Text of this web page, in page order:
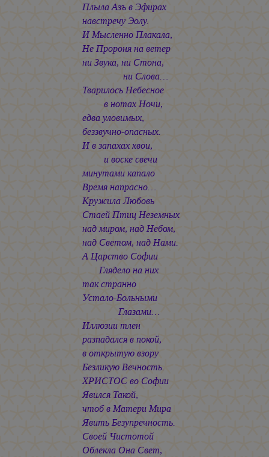
Плыла Азъ в Эфирах
навстречу Эолу.
И Мысленно Плакала,
Не Пророня на ветер
ни Звука, ни Стона,
ни Слова…
Тварилось Небесное
в нотах Ночи,
едва уловимых,
беззвучно-опасных.
И в запахах хвои,
и воске свечи
минутами капало
Время напрасно…
Кружила Любовь
Стаей Птиц Неземных
над миром, над Небом,
над Светом, над Нами.
А Царство Софии
Глядело на них
так странно
Устало-Больными
Глазами…
Иллюзии тлен
разпадался в покой,
в открытую взору
Безликую Вечность.
ХРИСТОС во Софии
Явился Такой,
чтоб в Матери Мира
Явить Безупречность.
Своей Чистотой
Облекла Она Свет,